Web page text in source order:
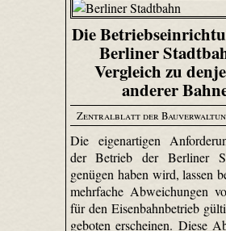
Die
Berliner
Vergleich zu
anderer
Zentralblatt der
Die eigenartigen
der Betrieb der Berliner
genügen haben wird, lassen
mehrfache Abweichungen
für den Eisenbahnbetrieb
geboten erscheinen. Diese